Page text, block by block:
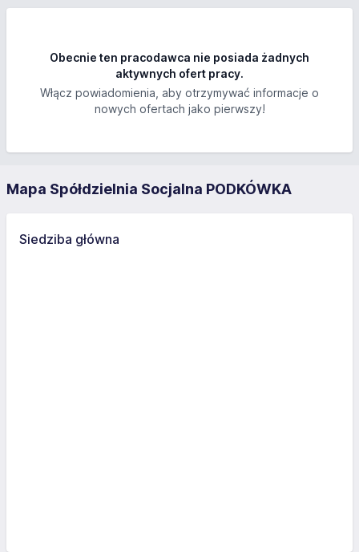
Obecnie ten pracodawca nie posiada żadnych
aktywnych ofert pracy.
Włącz powiadomienia, aby otrzymywać informacje o
nowych ofertach jako pierwszy!
Mapa Spółdzielnia Socjalna PODKÓWKA
Siedziba główna